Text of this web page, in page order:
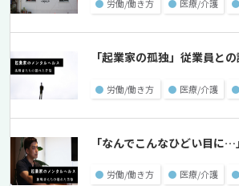
● 労働/働き方 ● 医療/介護 ●
「起業家の孤独」従業員と
● 労働/働き方 ● 医療/介護 ●
「なんでこんなひどい目に
● 労働/働き方 ● 医療/介護 ●